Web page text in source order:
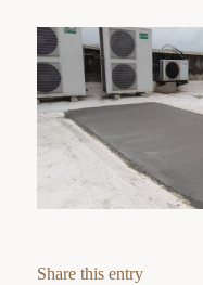
Share this entry